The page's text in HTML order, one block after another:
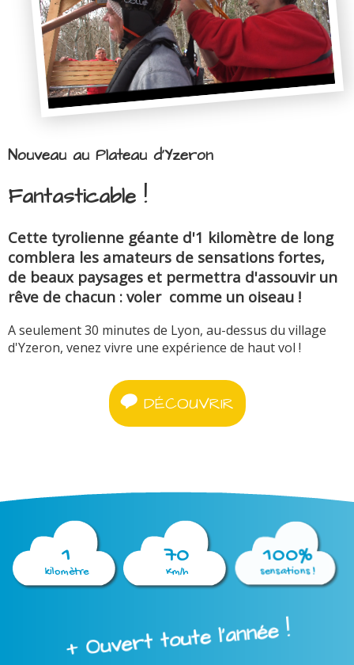
Nouveau au Plateau d'Yzeron
Fantasticable !
Cette tyrolienne géante d'1 kilomètre de long
comblera les amateurs de sensations fortes,
de beaux paysages et permettra d'assouvir un
rêve de chacun : voler comme un oiseau !
A seulement 30 minutes de Lyon, au-dessus du village
d'Yzeron, venez vivre une expérience de haut vol !
DÉCOUVRIR
1
kilomètre
70
Km/h
100%
sensations !
+ Ouvert toute l'année !